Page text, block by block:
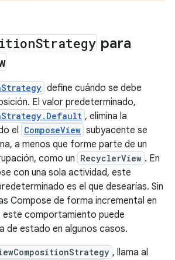
Strategy para
define cuándo se debe
El valor predeterminado,
, elimina la
el ComposeView subyacente se
a menos que forme parte de un
como un RecyclerView . En
con una sola actividad, este
es el que desearías. Sin
Compose de forma incremental en
este comportamiento puede
de estado en algunos casos.
, llama al